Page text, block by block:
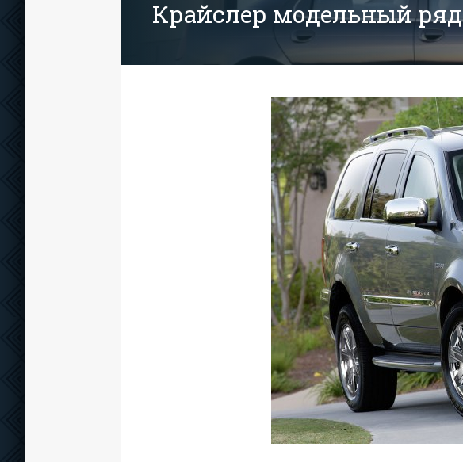
Крайслер модельный ряд